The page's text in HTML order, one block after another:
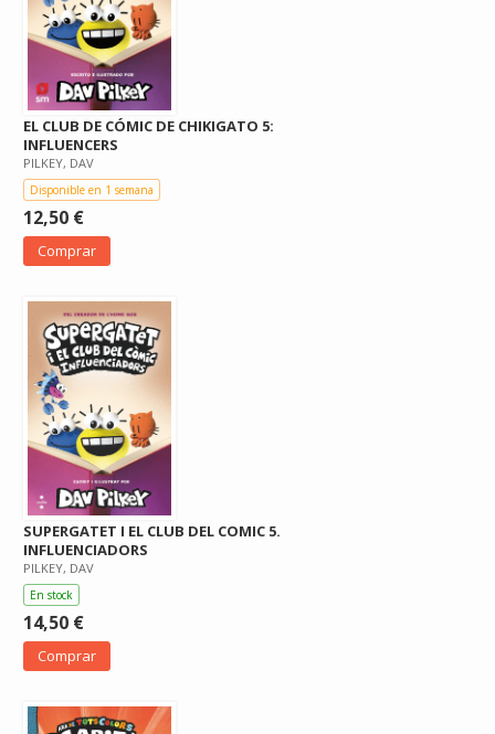
EL CLUB DE CÓMIC DE CHIKIGATO 5:
INFLUENCERS
PILKEY, DAV
Disponible en 1 semana
12,50 €
Comprar
SUPERGATET I EL CLUB DEL COMIC 5.
INFLUENCIADORS
PILKEY, DAV
En stock
14,50 €
Comprar